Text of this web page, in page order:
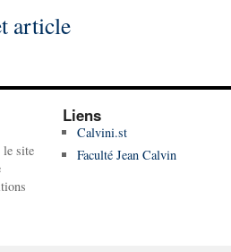
article
le site
Liens
Calvini.st
Faculté Jean Calvin